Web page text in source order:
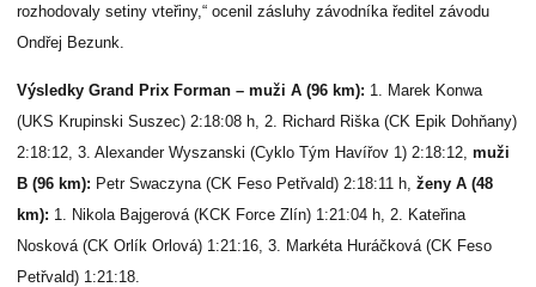
rozhodovaly setiny vteřiny, “ ocenil zásluhy závodníka ředitel závodu
Ondřej Bezunk.
Výsledky Grand Prix Forman – muži A (96 km): 1. Marek Konwa
(UKS Krupinski Suszec) 2:18:08 h, 2. Richard Riška (CK Epik Dohňany)
2:18:12, 3. Alexander Wyszanski (Cyklo Tým Havířov 1) 2:18:12, muži
B (96 km): Petr Swaczyna (CK Feso Petřvald) 2:18:11 h, ženy A (48
km): 1. Nikola Bajgerová (KCK Force Zlín) 1:21:04 h, 2. Kateřina
Nosková (CK Orlík Orlová) 1:21:16, 3. Markéta Huráčková (CK Feso
Petřvald) 1:21:18.